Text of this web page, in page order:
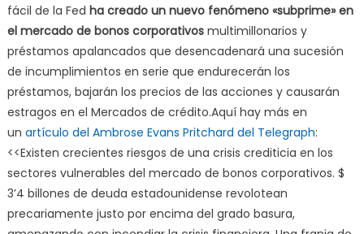
fácil de la Fed ha creado un nuevo fenómeno «subprime» en
el mercado de bonos corporativosmultimillonarios y
préstamos apalancados que desencadenará una sucesión
de incumplimientos en serie que endurecerán los
préstamos, bajarán los precios de las acciones y causarán
estragos en el Mercados de crédito.Aquí hay más en
un artículo del Ambrose Evans Pritchard del Telegraph:
<<Existen crecientes riesgos de una crisis crediticia en los
sectores vulnerables del mercado de bonos corporativos. $
3’4 billones de deuda estadounidense revolotean
precariamente justo por encima del grado basura,